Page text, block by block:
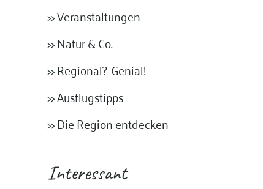
>> Veranstaltungen
>> Natur & Co.
>> Regional?-Genial!
>> Ausflugstipps
>> Die Region entdecken
Interessant